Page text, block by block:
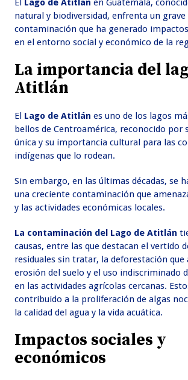
El Lago de Atitlán en Guatemala,
natural y biodiversidad, enfrenta un
contaminación que ha generado
en el entorno social y económico de la
La importancia del
Atitlán
El Lago de Atitlán es uno de los lagos
bellos de Centroamérica, reconocido por
única y su importancia cultural para las
indígenas que lo rodean.
Sin embargo, en las últimas décadas, se
una creciente contaminación que
y las actividades económicas locales.
La contaminación del Lago de Atitlán
causas, entre las que destacan el vertido
residuales sin tratar, la deforestación que
erosión del suelo y el uso indiscriminado
en las actividades agrícolas cercanas.
contribuido a la proliferación de algas
la calidad del agua y la vida acuática.
Impactos sociales y
económicos